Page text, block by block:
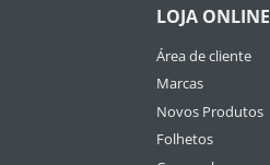
LOJA ONLINE
Área de cliente
Marcas
Novos Produtos
Folhetos